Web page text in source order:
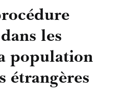
les
population
étrangères